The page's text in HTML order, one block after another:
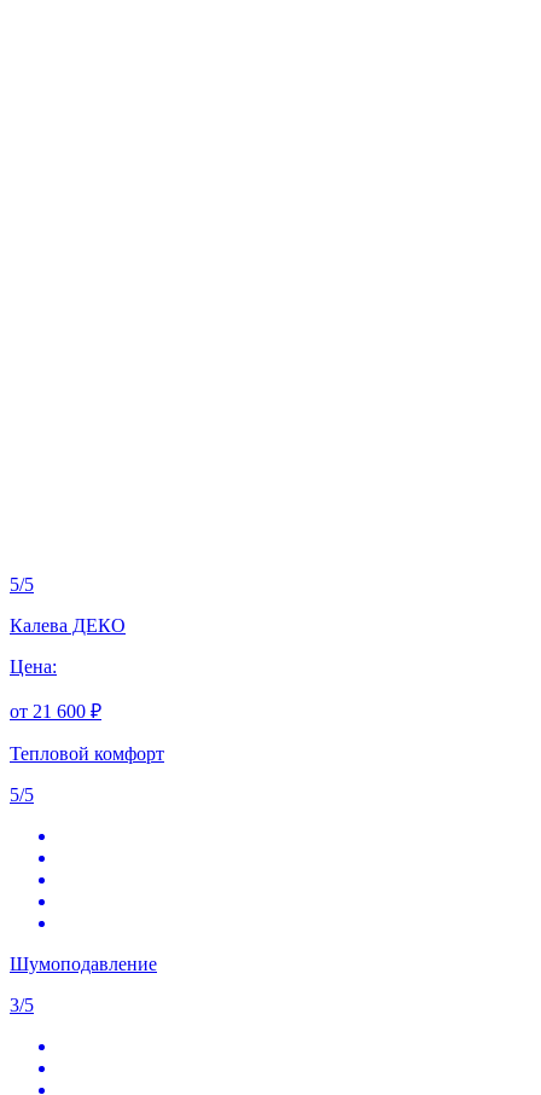
5/5
Калева ДЕКО
Цена:
от 21 600 ₽
Тепловой комфорт
5/5
Шумоподавление
3/5